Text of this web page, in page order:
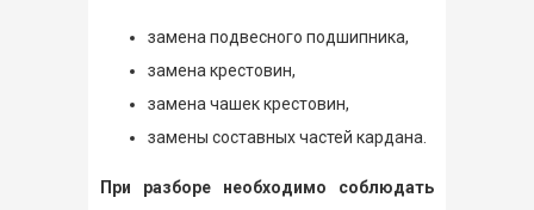
замена подвесного подшипника,
замена крестовин,
замена чашек крестовин,
замены составных частей кардана.
При разборе необходимо соблюдать